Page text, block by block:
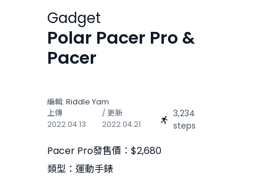
Gadget
Polar Pacer Pro &
Pacer
編輯: Riddle Yam
上傳
2022.04.13
/ 更新
2022.04.21
3,234
steps
Pacer Pro發售價：$2,680
類型：運動手錶